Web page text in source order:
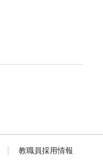
教職員採用情報